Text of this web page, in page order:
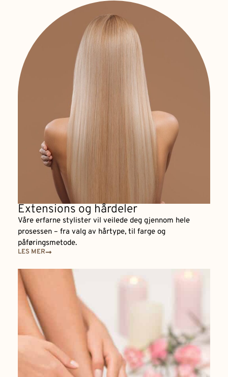
Extensions og hårdeler
Våre erfarne stylister vil veilede deg gjennom hele
prosessen – fra valg av hårtype, til farge og
påføringsmetode.
LES MER